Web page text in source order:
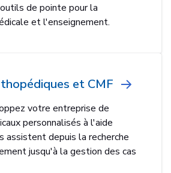
de pointe pour la
et l'enseignement.
et CMF
votre entreprise de
personnalisés à l'aide
assistent depuis la recherche
jusqu'à la gestion des cas